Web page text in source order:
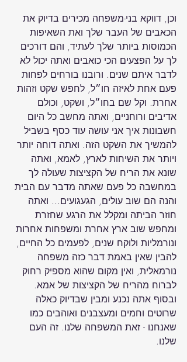
וכן, דווקא בני-משפחה מכירים בדיוק את
הכאבים של העבר שלך ואת השאיפות
הכמוסות ביותר שלך לעתיד, והם דורכים
לך על הפצעים הכי כואבים ואתה יכול לא
לדבר איתם שנים. ורובנו בורחים לפחות
פעם אחת לאיזה חו״ל, לחפש שקט וזהות
אחרת. וקל שם בחו״ל, ושקט, וכולם
אדיבים ורוחניים, ואתה מחשב כל היום
חשבונות איך אני עושה עוד כסף בשביל
להמשיך את השקט הזה. ואתה דוחה יותר
ויותר את השיחות לארץ, לאמא, ואתה
שונא את הריח של הקציצות שעולה לך
במחשבה כל פעם שאתה מדבר עם הבית
והנה הם שוב עולים, הגעגועים... ואתה
חוזר הביתה ומקלל את הרגע שחזרת
ומחפש שוב ארץ אחרת ומשפחות אחרות
ונורמליות ולוקח שנים, לפעמים כל החיים,
להבין שאין באמת דבר כזה משפחה
נורמאלית, ואין מקום שהוא מספיק רחוק
לברוח מהריח של הקציצות של אמא.
ובסוף אתה נכנע ומבין שבדיוק כאלה
שרוטים וחמים ומעצבנים ואוהבים כמו
שאנחנו - זאת המשפחה שלנו. זה העם